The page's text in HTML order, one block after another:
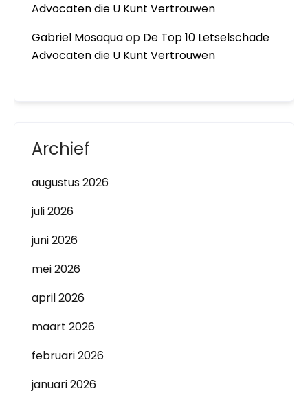
Advocaten die U Kunt Vertrouwen
Gabriel Mosaquaop De Top 10 Letselschade
Advocaten die U Kunt Vertrouwen
Archief
augustus 2026
juli 2026
juni 2026
mei 2026
april 2026
maart 2026
februari 2026
januari 2026